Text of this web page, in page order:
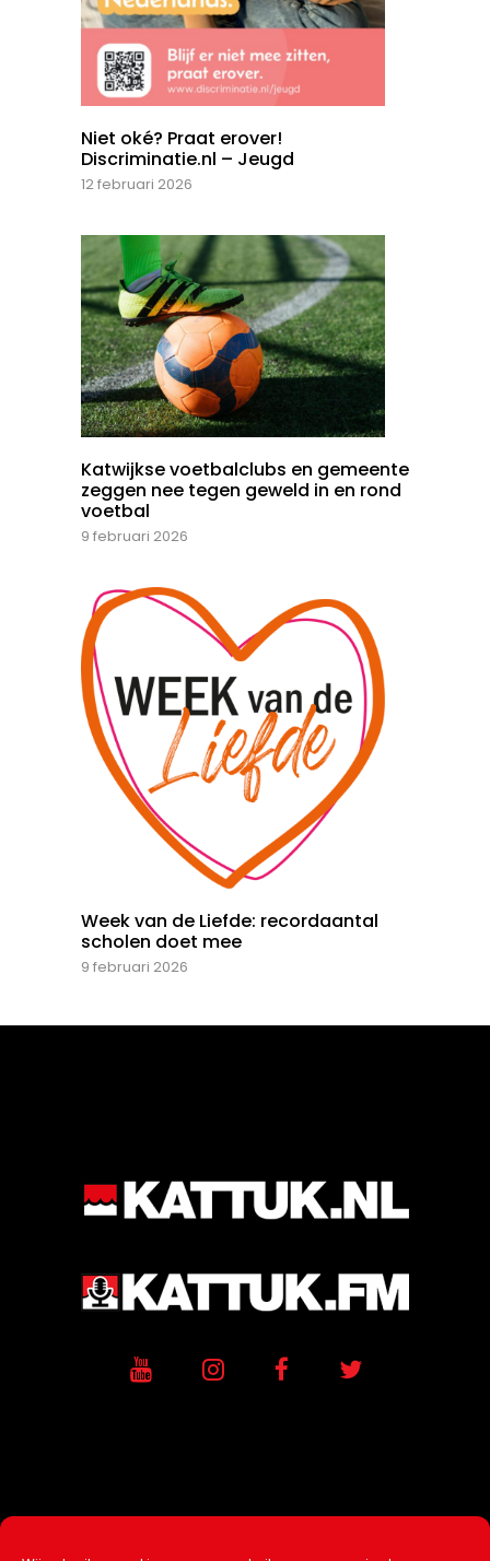
Niet oké? Praat erover!
Discriminatie.nl – Jeugd
12 februari 2026
Katwijkse voetbalclubs en gemeente
zeggen nee tegen geweld in en rond
voetbal
9 februari 2026
Week van de Liefde: recordaantal
scholen doet mee
9 februari 2026